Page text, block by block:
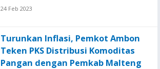
24 Feb 2023
Turunkan Inflasi, Pemkot Ambon
Teken PKS Distribusi Komoditas
Pangan dengan Pemkab Malteng